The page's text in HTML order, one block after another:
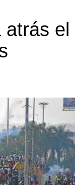
atrás el